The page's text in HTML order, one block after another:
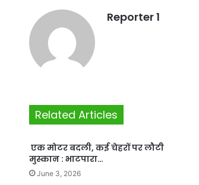
Reporter 1
Related Articles
एक मोटर बदली, कई चेहरों पर लौटी
मुस्कान : भाटपारा…
June 3, 2026